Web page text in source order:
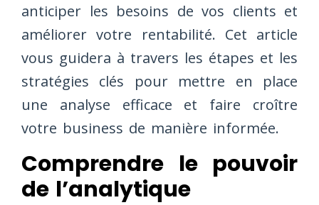
anticiper les besoins de vos clients et
améliorer votre rentabilité. Cet article
vous guidera à travers les étapes et les
stratégies clés pour mettre en place
une analyse efficace et faire croître
votre business de manière informée.
Comprendre le pouvoir
de l’analytique